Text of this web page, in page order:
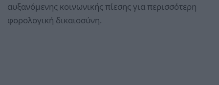
αυξανόμενης κοινωνικής πίεσης για περισσότερη
φορολογική δικαιοσύνη.